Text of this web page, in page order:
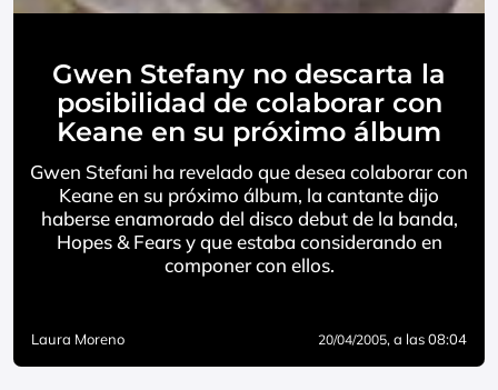
Gwen Stefany no descarta la
posibilidad de colaborar con
Keane en su próximo álbum
Gwen Stefani ha revelado que desea colaborar con
Keane en su próximo álbum, la cantante dijo
haberse enamorado del disco debut de la banda,
Hopes & Fears y que estaba considerando en
componer con ellos.
Laura Moreno 20/04/2005, a las 08:04